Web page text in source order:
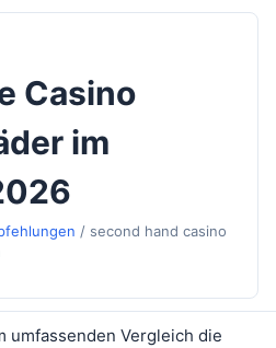
Casino
im
/ second hand casino
umfassenden Vergleich die